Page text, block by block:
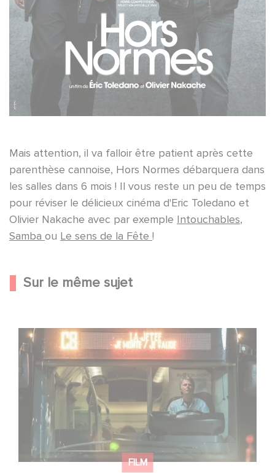
Mais attention, il va falloir être patient après cette
parenthèse cannoise, Hors Normes débarquera dans
les salles dans 6 mois ! Il vous reste un peu de temps
pour réviser le délicieux cinéma d'Eric Toledano et
Olivier Nakache avec par exemple Intouchables,
Samba ou Le sens de la Fête !
Sur le même sujet
FILM
Une date de sortie pour le nouveau film de Franck
Dubosc